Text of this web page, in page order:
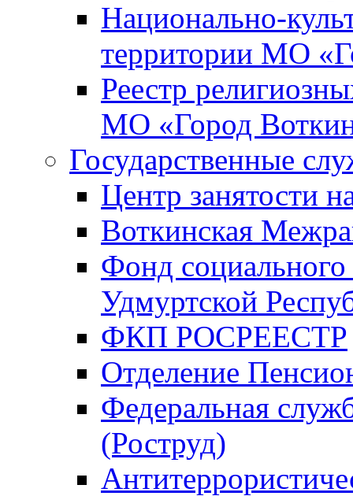
Национально-
территории МО
Реестр
МО «Город
Государственные
Центр занятости
Воткинская
Фонд
Удмуртской
ФКП РОСРЕЕСТР
Отделение
Федеральная
(Роструд)